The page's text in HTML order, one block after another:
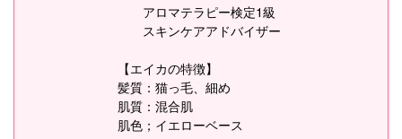
アロマテラピー検定1級
スキンケアアドバイザー
【エイカの特徴】
髪質：猫っ毛、細め
肌質：混合肌
肌色；イエローベース